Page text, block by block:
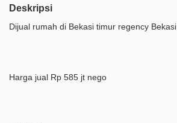
Deskripsi
Dijual rumah di Bekasi timur regency
Harga jual Rp 585 jt nego